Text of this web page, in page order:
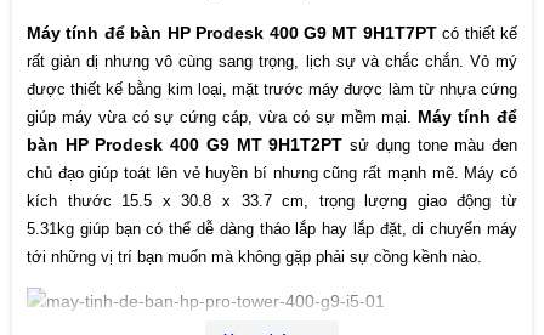
Máy tính để bàn HP Prodesk 400 G9 MT 9H1T7PTcó thiết kế
rất giản dị nhưng vô cùng sang trọng, lịch sự và chắc chắn. Vỏ mý
được thiết kế bằng kim loại, mặt trước máy được làm từ nhựa cứng
giúp máy vừa có sự cứng cáp, vừa có sự mềm mại. Máy tính để
bàn HP Prodesk 400 G9 MT 9H1T2PT sử dụng tone màu đen
chủ đạo giúp toát lên vẻ huyền bí nhưng cũng rất mạnh mẽ. Máy có
kích thước 15.5 x 30.8 x 33.7 cm, trọng lượng giao động từ
5.31kg giúp bạn có thể dễ dàng tháo lắp hay lắp đặt, di chuyển máy
tới những vị trí bạn muốn mà không gặp phải sự cồng kềnh nào.